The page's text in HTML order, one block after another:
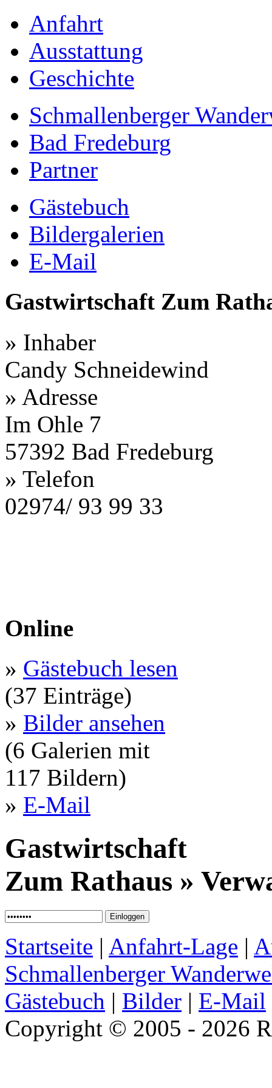
Anfahrt
Ausstattung
Geschichte
Schmallenberger
Bad Fredeburg
Partner
Gästebuch
Bildergalerien
E-Mail
Gastwirtschaft Zum
» Inhaber
Candy Schneidewind
» Adresse
Im Ohle 7
57392 Bad Fredeburg
» Telefon
02974/ 93 99 33
Online
» Gästebuch lesen
(37 Einträge)
» Bilder ansehen
(6 Galerien mit
117 Bildern)
» E-Mail
Gastwirtschaft
Zum Rathaus »
Startseite | Anfahrt-Lage |
Schmallenberger
Gästebuch | Bilder | E-Mail
Copyright © 2005 - 2026